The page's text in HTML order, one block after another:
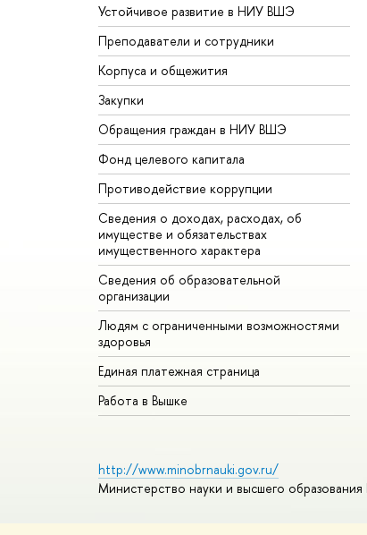
Устойчивое развитие в НИУ ВШЭ
Преподаватели и сотрудники
Корпуса и общежития
Закупки
Обращения граждан в НИУ ВШЭ
Фонд целевого капитала
Противодействие коррупции
Сведения о доходах, расходах, об
имуществе и обязательствах
имущественного характера
Сведения об образовательной
организации
Людям с ограниченными возможностями
здоровья
Единая платежная страница
Работа в Вышке
http://www.minobrnauki.gov.ru/
Министерство науки и высшего